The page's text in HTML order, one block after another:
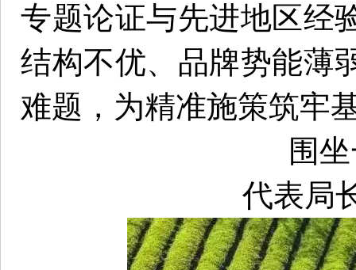
专题论证与先进地区经
结构不优、品牌势能薄
难题，为精准施策筑牢
围
代表局